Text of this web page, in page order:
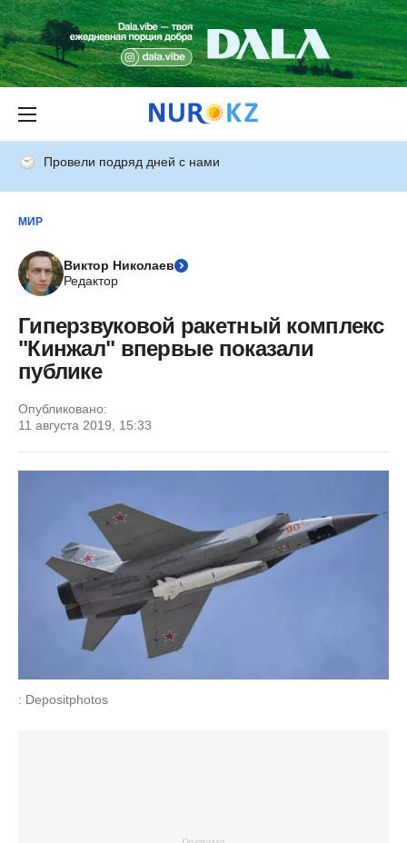
Провели подряд дней с нами
МИР
Виктор Николаев
Редактор
Гиперзвуковой ракетный комплекс
"Кинжал" впервые показали
публике
Опубликовано:
11 августа 2019, 15:33
: Depositphotos